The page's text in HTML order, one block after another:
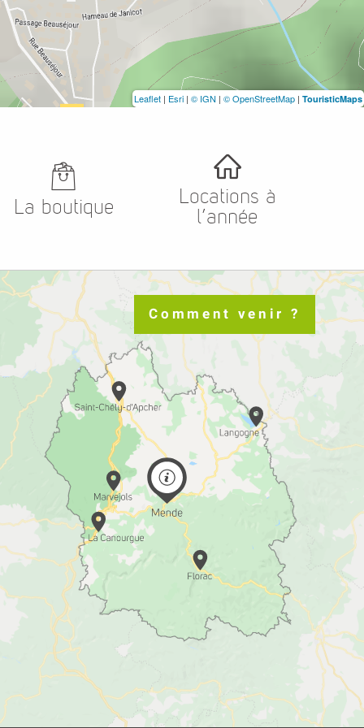
Leaflet | Esri | © IGN | © OpenStreetMap | TouristicMaps
La boutique
Locations à
l’année
Comment venir ?